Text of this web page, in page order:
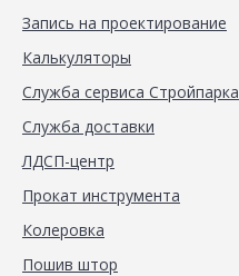
Запись на проектирование
Калькуляторы
Служба сервиса Стройпарка
Служба доставки
ЛДСП-центр
Прокат инструмента
Колеровка
Пошив штор